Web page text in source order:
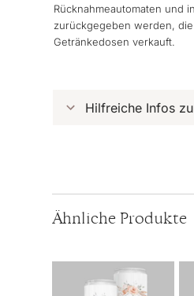
Rücknahmeautomaten und
zurückgegeben werden,
Getränkedosen verkauft.
Hilfreiche Infos
Ähnliche Produkte
Produkt